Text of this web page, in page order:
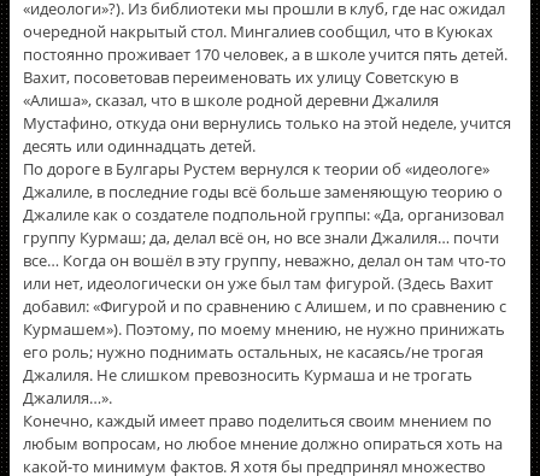
«идеологи»?). Из библиотеки мы прошли в клуб, где нас ожидал
очередной накрытый стол. Мингалиев сообщил, что в Куюках
постоянно проживает 170 человек, а в школе учится пять детей.
Вахит, посоветовав переименовать их улицу Советскую в
«Алиша», сказал, что в школе родной деревни Джалиля
Мустафино, откуда они вернулись только на этой неделе, учится
десять или одиннадцать детей.
По дороге в Булгары Рустем вернулся к теории об «идеологе»
Джалиле, в последние годы всё больше заменяющую теорию о
Джалиле как о создателе подпольной группы: «Да, организовал
группу Курмаш; да, делал всё он, но все знали Джалиля… почти
все… Когда он вошёл в эту группу, неважно, делал он там что-то
или нет, идеологически он уже был там фигурой. (Здесь Вахит
добавил: «Фигурой и по сравнению с Алишем, и по сравнению с
Курмашем»). Поэтому, по моему мнению, не нужно принижать
его роль; нужно поднимать остальных, не касаясь/не трогая
Джалиля. Не слишком превозносить Курмаша и не трогать
Джалиля…».
Конечно, каждый имеет право поделиться своим мнением по
любым вопросам, но любое мнение должно опираться хоть на
какой-то минимум фактов. Я хотя бы предпринял множество